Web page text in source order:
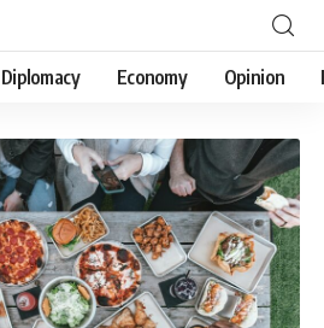
Economy Opinion